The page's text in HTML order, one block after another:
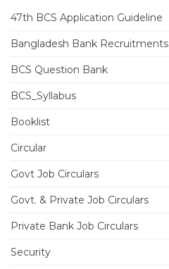
47th BCS Application Guideline
Bangladesh Bank Recruitments
BCS Question Bank
BCS_Syllabus
Booklist
Circular
Govt Job Circulars
Govt. & Private Job Circulars
Private Bank Job Circulars
Security